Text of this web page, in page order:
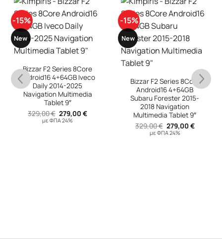
-15%
New
Bizzar F2 Series 8Core
Android16 4+64GB Iveco
Daily 2014-2025
Navigation Multimedia
Tablet 9″
329,00€ Original
price
279,00€Η
με ΦΠΑ 24%
-15%
New
Bizzar F2 Series 8Core
Android16 4+64GB
Subaru Forester 2015-
2018 Navigation
Multimedia Tablet 9″
329,00€ Original
price
279,00 €Η
με ΦΠΑ 24%